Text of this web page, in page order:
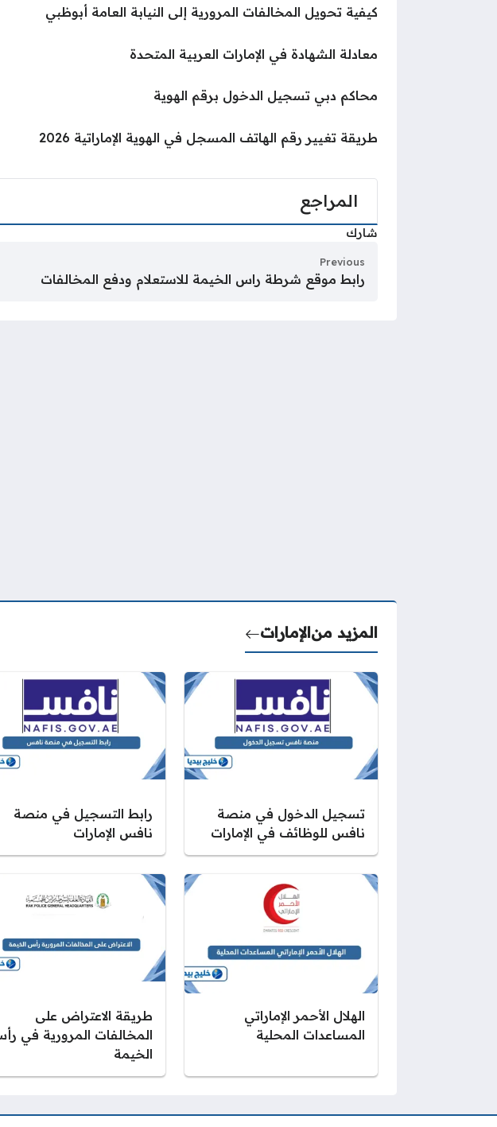
كيفية تحويل المخالفات المرورية إلى النيابة العامة أبوظبي
معادلة الشهادة في الإمارات العربية المتحدة
محاكم دبي تسجيل الدخول برقم الهوية
طريقة تغيير رقم الهاتف المسجل في الهوية الإماراتية 2026
المراجع
شارك
Previous
رابط موقع شرطة راس الخيمة للاستعلام ودفع المخالفات
المزيد منالإمارات
تسجيل الدخول في منصة
نافس للوظائف في الإمارات
رابط التسجيل في منصة
نافس الإمارات
الهلال الأحمر الإماراتي
المساعدات المحلية
طريقة الاعتراض على
المخالفات المرورية في
الخيمة